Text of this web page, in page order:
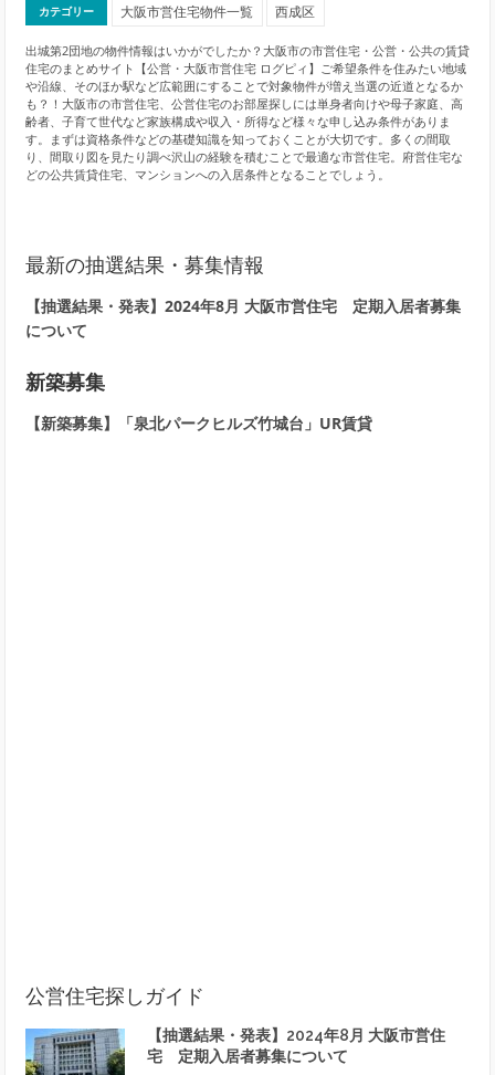
カテゴリー 大阪市営住宅物件一覧 西成区
出城第2団地の物件情報はいかがでしたか？大阪市の市営住宅・公営・公共の賃貸
住宅のまとめサイト【公営・大阪市営住宅 ログピィ】ご希望条件を住みたい地域
や沿線、そのほか駅など広範囲にすることで対象物件が増え当選の近道となるか
も？！大阪市の市営住宅、公営住宅のお部屋探しには単身者向けや母子家庭、高
齢者、子育て世代など家族構成や収入・所得など様々な申し込み条件がありま
す。まずは資格条件などの基礎知識を知っておくことが大切です。多くの間取
り、間取り図を見たり調べ沢山の経験を積むことで最適な市営住宅。府営住宅な
どの公共賃貸住宅、マンションへの入居条件となることでしょう。
最新の抽選結果・募集情報
【抽選結果・発表】2024年8月 大阪市営住宅 定期入居者募集
について
新築募集
【新築募集】「泉北パークヒルズ竹城台」UR賃貸
公営住宅探しガイド
【抽選結果・発表】2024年8月 大阪市営住
宅 定期入居者募集について